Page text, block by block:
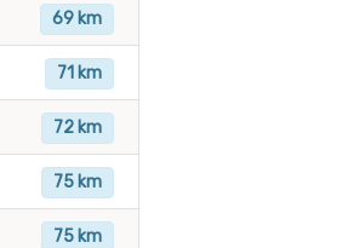
69 km
71 km
72 km
75 km
75 km